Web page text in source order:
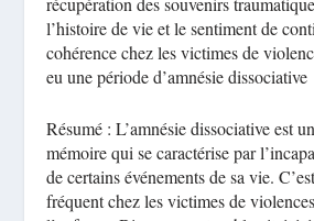
l’histoire de vie et le sentiment de
cohérence chez les victimes de
eu une période d’amnésie dissociative
Résumé : L’amnésie dissociative est
mémoire qui se caractérise par
de certains événements de sa vie.
fréquent chez les victimes de